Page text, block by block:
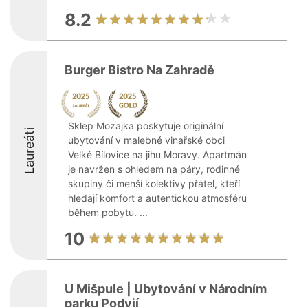
8.2
Laureáti
Burger Bistro Na Zahradě
Sklep Mozajka poskytuje originální
ubytování v malebné vinařské obci
Velké Bílovice na jihu Moravy. Apartmán
je navržen s ohledem na páry, rodinné
skupiny či menší kolektivy přátel, kteří
hledají komfort a autentickou atmosféru
během pobytu. ...
10
U Mišpule | Ubytování v Národním
parku Podyjí